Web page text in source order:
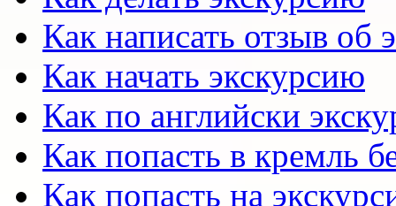
Как написать отзыв об
Как начать экскурсию
Как по английски
Как попасть в кремль
Как попасть на